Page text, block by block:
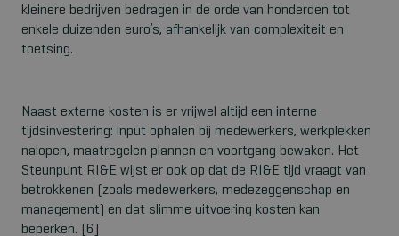
kleinere bedrijven bedragen in de orde van honderden tot
enkele duizenden euro’s, afhankelijk van complexiteit en
toetsing.
Naast externe kosten is er vrijwel altijd een interne
tijdsinvestering: input ophalen bij medewerkers, werkplekken
nalopen, maatregelen plannen en voortgang bewaken. Het
Steunpunt RI&E wijst er ook op dat de RI&E tijd vraagt van
betrokkenen (zoals medewerkers, medezeggenschap en
management) en dat slimme uitvoering kosten kan
beperken. [6]